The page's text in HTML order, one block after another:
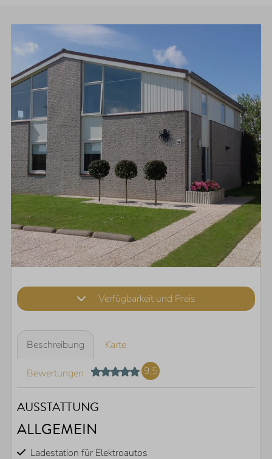
Verfügbarkeit und Preis
Beschreibung Karte
Bewertungen 9,5
AUSSTATTUNG
ALLGEMEIN
Ladestation für Elektroautos